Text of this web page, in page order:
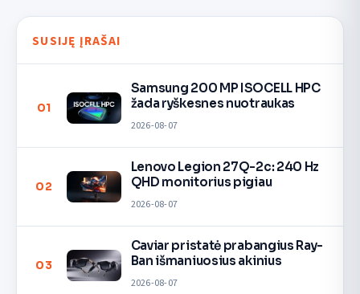
SUSIJĘ ĮRAŠAI
01
Samsung 200 MP ISOCELL HPC
žada ryškesnes nuotraukas
2026-08-07
02
Lenovo Legion 27Q-2c: 240 Hz
QHD monitorius pigiau
2026-08-07
03
Caviar pristatė prabangius Ray-
Ban išmaniuosius akinius
2026-08-07